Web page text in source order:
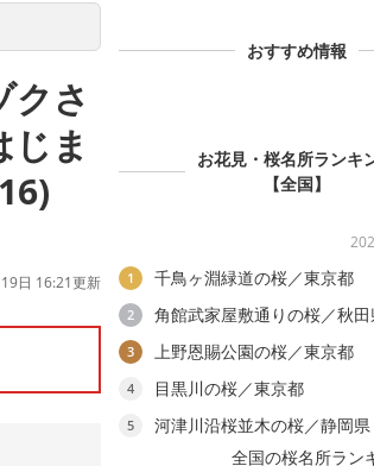
クさ
じま
日 16:21更新
おすすめ情報
お花見・桜名所ランキ
【全国】
1 千鳥ヶ淵緑道の桜／東京都
2 角館武家屋敷通りの桜／秋
3 上野恩賜公園の桜／東京都
4 目黒川の桜／東京都
5
河津川沿桜並木の桜／静岡県
全国の桜名所ラン